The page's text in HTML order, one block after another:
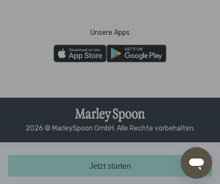
Jetzt starten
Unsere Apps
2026 © MarleySpoon GmbH. Alle Rechte vorbehalten.